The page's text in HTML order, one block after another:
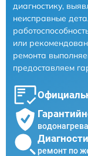
диагностику,
неисправные
или
ремонта
предоставляем
ремонт по